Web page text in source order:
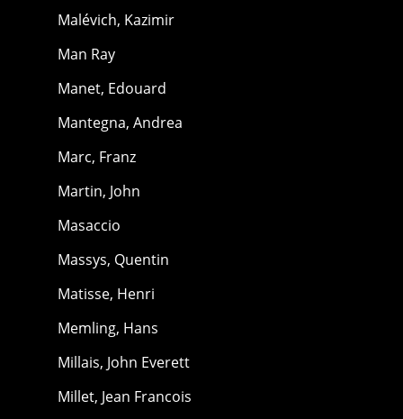
Malévich, Kazimir
Man Ray
Manet, Edouard
Mantegna, Andrea
Marc, Franz
Martin, John
Masaccio
Massys, Quentin
Matisse, Henri
Memling, Hans
Millais, John Everett
Millet, Jean Francois